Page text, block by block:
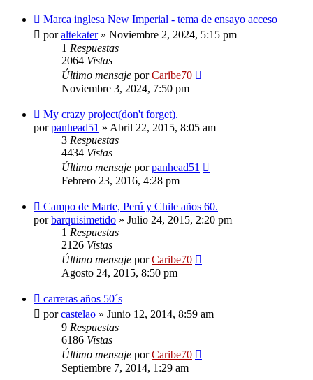
Marca inglesa New Imperial - tema de ensayo acceso
poraltekater» Noviembre 2, 2024, 5:15 pm
1 Respuestas
2064 Vistas
Último mensaje porCaribe70
Noviembre 3, 2024, 7:50 pm
My crazy project(don't forget).
porpanhead51 » Abril 22, 2015, 8:05 am
3 Respuestas
4434 Vistas
Último mensaje porpanhead51
Febrero 23, 2016, 4:28 pm
Campo de Marte, Perú y Chile años 60.
porbarquisimetido » Julio 24, 2015, 2:20 pm
1 Respuestas
2126 Vistas
Último mensaje porCaribe70
Agosto 24, 2015, 8:50 pm
carreras años 50´s
porcastelao » Junio 12, 2014, 8:59 am
9 Respuestas
6186 Vistas
Último mensaje porCaribe70
Septiembre 7, 2014, 1:29 am